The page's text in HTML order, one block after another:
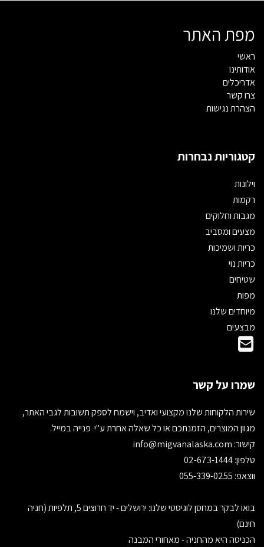
מפת האתר
ראשי
אודותינו
אדריכלים
צרו קשר
הצהרת נגישות
קטגוריות נבחרות
וילונות
רקמות
מגבות וחלוקים
מצעים ומסביב
כריות ושמיכות
כריות נוי
שטיחים
מפות
מיוחדים שלנו
מבצעים
שמרו על קשר
שירות הלקוחות שלנו מקצועי ואדיב, וישמח לספק תשובות לגבי האתר,
מגוון המוצרים, הזמנתכם או כל שאלה אחרת ע"י פנייה במייל.
קישור:
טלפון: 02-673-1444
ווצאפ: 055-339-0255
בואו לבקר במחסן לוגיסטי שלנו: ירושלים - יד חרוצים 5, תלפיות (חניה
חינם)
הכניסה היא מהחניה - מאחורי המבנה